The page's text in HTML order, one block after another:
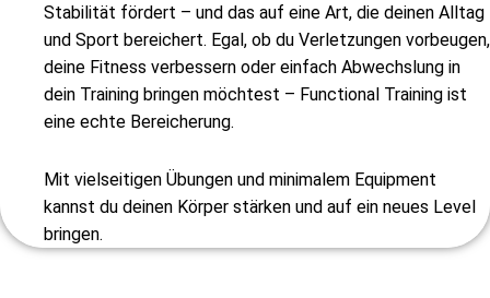
Stabilität fördert – und das auf eine Art, die deinen Alltag
und Sport bereichert. Egal, ob du Verletzungen vorbeugen,
deine Fitness verbessern oder einfach Abwechslung in
dein Training bringen möchtest – Functional Training ist
eine echte Bereicherung.
Mit vielseitigen Übungen und minimalem Equipment
kannst du deinen Körper stärken und auf ein neues Level
bringen.